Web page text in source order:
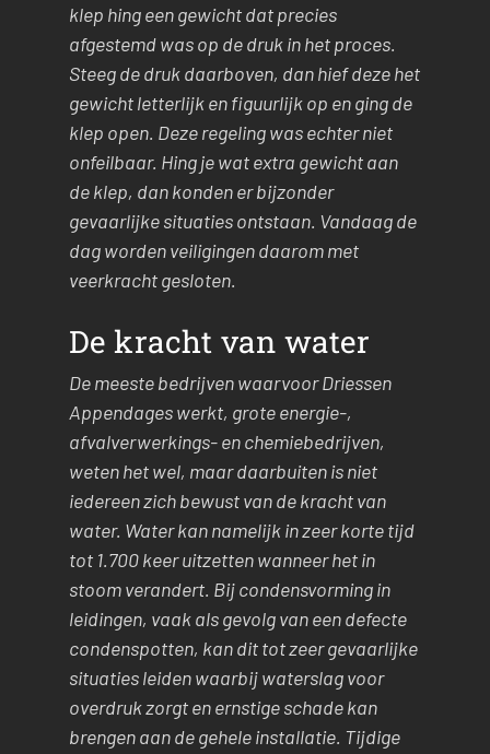
klep hing een gewicht dat precies
afgestemd was op de druk in het proces.
Steeg de druk daarboven, dan hief deze het
gewicht letterlijk en figuurlijk op en ging de
klep open. Deze regeling was echter niet
onfeilbaar. Hing je wat extra gewicht aan
de klep, dan konden er bijzonder
gevaarlijke situaties ontstaan. Vandaag de
dag worden veiligingen daarom met
veerkracht gesloten.
De kracht van water
De meeste bedrijven waarvoor Driessen
Appendages werkt, grote energie-,
afvalverwerkings- en chemiebedrijven,
weten het wel, maar daarbuiten is niet
iedereen zich bewust van de kracht van
water. Water kan namelijk in zeer korte tijd
tot 1.700 keer uitzetten wanneer het in
stoom verandert. Bij condensvorming in
leidingen, vaak als gevolg van een defecte
condenspotten, kan dit tot zeer gevaarlijke
situaties leiden waarbij waterslag voor
overdruk zorgt en ernstige schade kan
brengen aan de gehele installatie. Tijdige